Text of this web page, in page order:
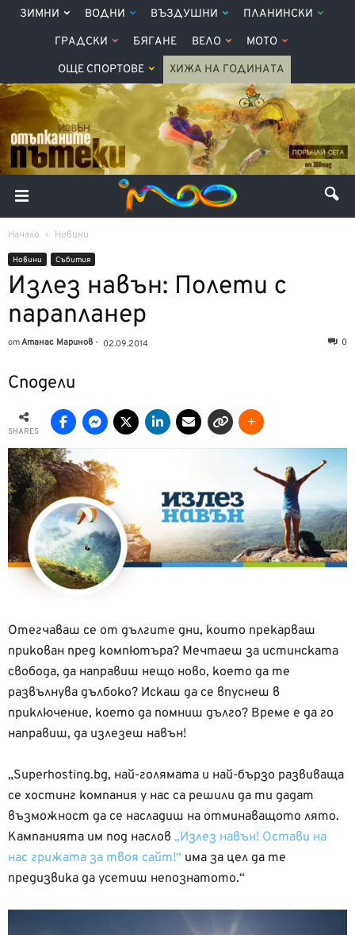
ЗИМНИ ВОДНИ ВЪЗДУШНИ ПЛАНИНСКИ
ГРАДСКИ БЯГАНЕ ВЕЛО МОТО
ОЩЕ СПОРТОВЕ ХИЖА НА ГОДИНАТА
Начало Новини
Новини Събития
Излез навън: Полети с
парапланер
отАтанас Маринов - 02.09.2014 0
Сподели
SHARES
Отегчаваш се от дългите дни, които прекарваш
прикован пред компютъра? Мечтаеш за истинската
свобода, да направиш нещо ново, което да те
развълнува дълбоко? Искаш да се впуснеш в
приключение, което да помниш дълго? Време е да го
направиш, да излезеш навън!
„Superhosting.bg, най-голямата и най-бързо развиваща
се хостинг компания у нас са решили да ти дадат
възможност да се насладиш на отминаващото лято.
Кампанията им под наслов „Излез навън! Остави на
нас грижата за твоя сайт!“ има за цел да те
предизвика да усетиш непознатото.“